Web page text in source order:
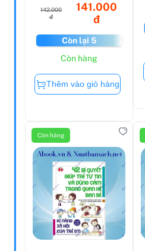
142.000
đ
141.000
đ
Còn lại 5
Còn hàng
Thêm vào giỏ hàng
Còn hàng